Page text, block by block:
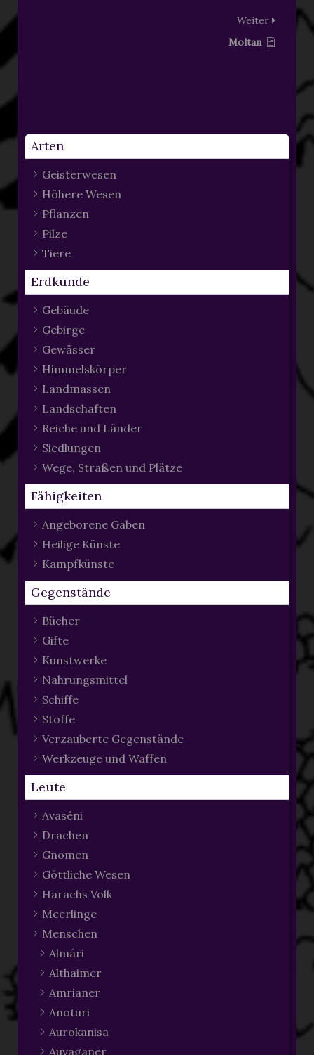
Arten
Geisterwesen
Höhere Wesen
Pflanzen
Pilze
Tiere
Erdkunde
Gebäude
Gebirge
Gewässer
Himmelskörper
Landmassen
Landschaften
Reiche und Länder
Siedlungen
Wege, Straßen und Plätze
Fähigkeiten
Angeborene Gaben
Heilige Künste
Kampfkünste
Gegenstände
Bücher
Gifte
Kunstwerke
Nahrungsmittel
Schiffe
Stoffe
Verzauberte Gegenstände
Werkzeuge und Waffen
Leute
Avaséni
Drachen
Gnomen
Göttliche Wesen
Harachs Volk
Meerlinge
Menschen
Almári
Althaimer
Amrianer
Anoturi
Aurokanisa
Auvaganer
Weiter
Moltan